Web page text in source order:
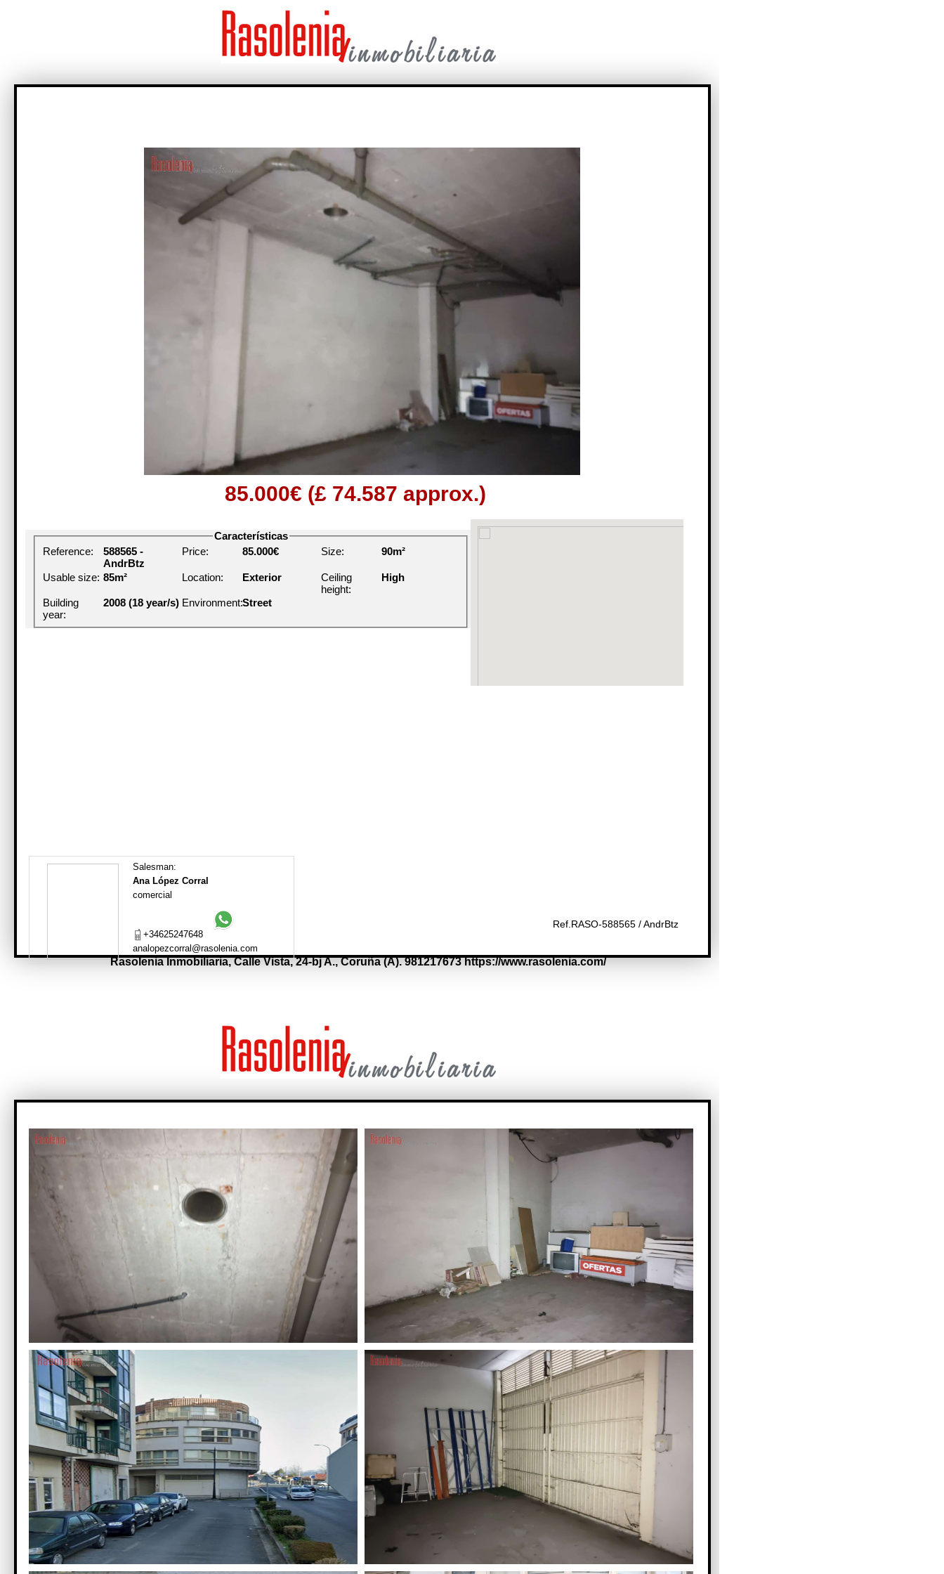
Ref.RASO-588565 / AndrBtz
85.000€ (£ 74.587 approx.)
Características
Reference:
588565 -
AndrBtz
Price: 85.000€ Size: 90m²
Usable size: 85m² Location: Exterior
Ceiling
height:
High
Building
year:
2008 (18 year/s) Environment:Street
Salesman:
Ana López Corral
comercial
+34625247648
analopezcorral@rasolenia.com
Rasolenia Inmobiliaria,Calle Vista, 24-bj A.,Coruña (A). 981217673 https://www.rasolenia.com/